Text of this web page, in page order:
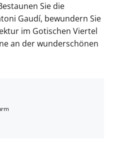
Sie die
Gaudí, bewundern Sie
im Gotischen Viertel
an der wunderschönen